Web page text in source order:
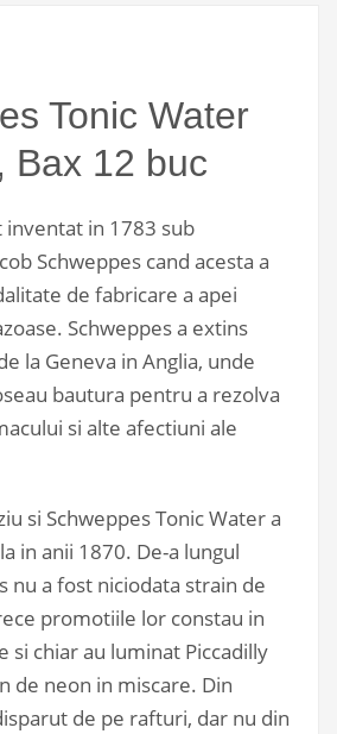
Tonic Water
Bax 12 buc
inventat in 1783 sub
Schweppes cand acesta a
de fabricare a apei
Schweppes a extins
la Geneva in Anglia, unde
bautura pentru a rezolva
si alte afectiuni ale
si Schweppes Tonic Water a
in anii 1870. De-a lungul
nu a fost niciodata strain de
promotiile lor constau in
si chiar au luminat Piccadilly
de neon in miscare. Din
de pe rafturi, dar nu din